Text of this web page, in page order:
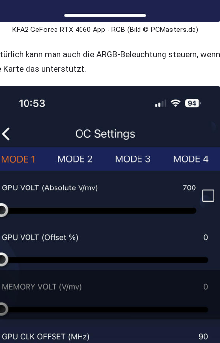
KFA2 GeForce RTX 4060 App - RGB (Bild © PCMasters.de)
kann man auch die ARGB-Beleuchtung steuern, wenn
Karte das unterstützt.